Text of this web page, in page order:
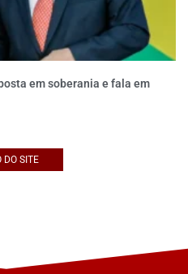
em soberania e fala em
DO SITE